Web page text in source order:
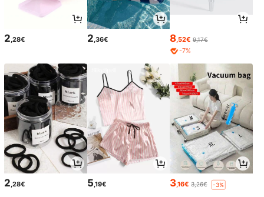
2 ,28€ 2 ,36€ 8 ,52€ 9,17€
-7%
2,28€ 5,19€ 3,16€ 3,26€ -3%